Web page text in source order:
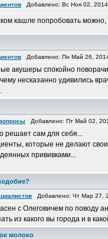
Добавлено: Вс Ноя 02,
кашле попробовать можно,
Добавлено: Пн Май 26,
акушеры спокойно
несказанно удивились
Добавлено: Пт Май 02,
решает сам для себя...
которые не делают
прививками...
Добавлено: Чт Мар 27,
с Олеговичем по поводу
из какого вы города и в
молоко